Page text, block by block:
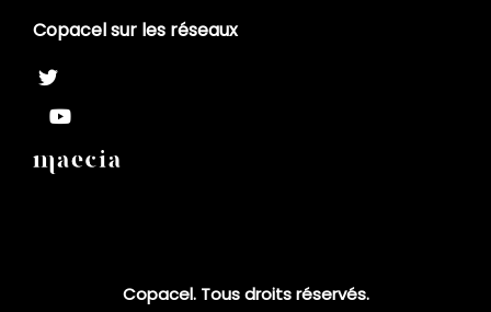
Copacel sur les réseaux
Copacel. Tous droits réservés.